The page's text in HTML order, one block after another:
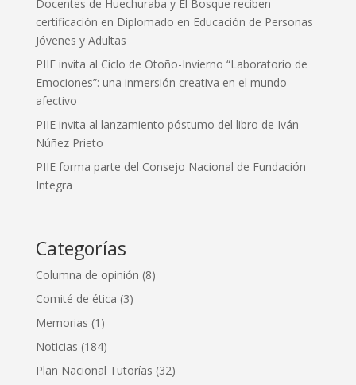
Docentes de Huechuraba y El Bosque reciben
certificación en Diplomado en Educación de Personas
Jóvenes y Adultas
PIIE invita al Ciclo de Otoño-Invierno “Laboratorio de
Emociones”: una inmersión creativa en el mundo
afectivo
PIIE invita al lanzamiento póstumo del libro de Iván
Núñez Prieto
PIIE forma parte del Consejo Nacional de Fundación
Integra
Categorías
Columna de opinión (8)
Comité de ética (3)
Memorias (1)
Noticias (184)
Plan Nacional Tutorías (32)